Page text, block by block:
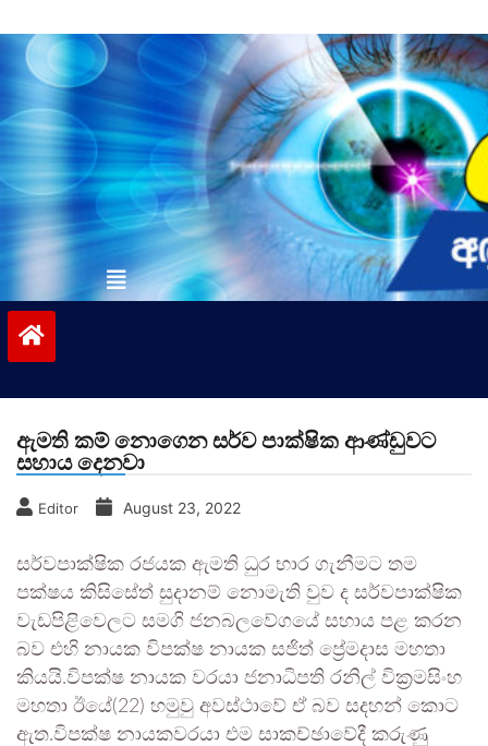
to
contentvinivida.lk
ඇමති කම් නොගෙන සර්ව පාක්ෂික ආණ්ඩුවට
සහාය දෙනවා
Editor August 23, 2022
සර්වපාක්ෂික රජයක ඇමති ධුර භාර ගැනීමට තම
පක්ෂය කිසිසේත් සුදානම් නොමැති වුව ද සර්වපාක්ෂික
වැඩපිළිවෙලට සමගි ජනබලවේගයේ සහාය පළ කරන
බව එහි නායක විපක්ෂ නායක සජිත් ප්‍රේමදාස මහතා
කියයි.විපක්ෂ නායක වරයා ජනාධිපති රනිල් වික්‍රමසිංහ
මහතා ඊයේ(22) හමුවු අවස්ථාවේ ඒ බව සදහන් කොට
ඇත.විපක්ෂ නායකවරයා එම සාකච්ඡාවේදී කරුණු